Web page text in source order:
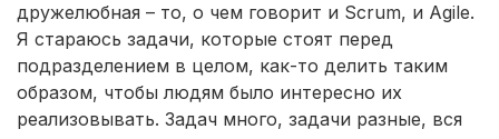
дружелюбная – то, о чем говорит и Scrum, и Agile.
Я стараюсь задачи, которые стоят перед
подразделением в целом, как-то делить таким
образом, чтобы людям было интересно их
реализовывать. Задач много, задачи разные, вся